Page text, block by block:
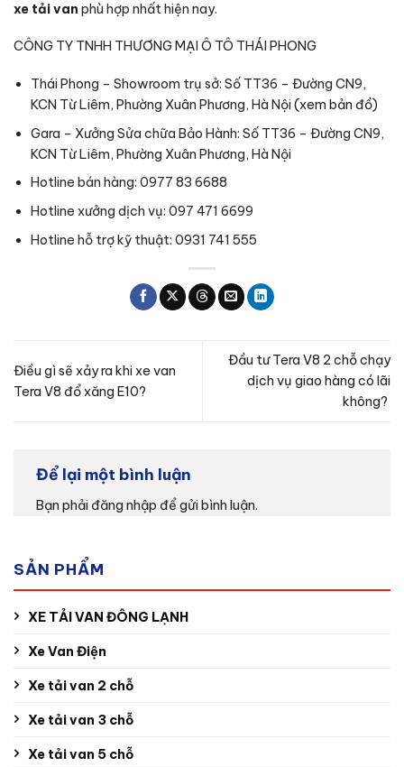
xe tải van phù hợp nhất hiện nay.
CÔNG TY TNHH THƯƠNG MẠI Ô TÔ THÁI PHONG
Thái Phong – Showroom trụ sở: Số TT36 – Đường CN9,
KCN Từ Liêm, Phường Xuân Phương, Hà Nội(xem bản đồ)
Gara – Xưởng Sửa chữa Bảo Hành: Số TT36 – Đường CN9,
KCN Từ Liêm, Phường Xuân Phương, Hà Nội
Hotline bán hàng: 0977 83 6688
Hotline xưởng dịch vụ: 097 471 6699
Hotline hỗ trợ kỹ thuật: 0931 741 555
Điều gì sẽ xảy ra khi xe van
Tera V8 đổ xăng E10?
Đầu tư Tera V8 2 chỗ chạy
dịch vụ giao hàng có lãi
không?
Để lại một bình luận
Bạn phải đăng nhập để gửi bình luận.
SẢN PHẨM
XE TẢI VAN ĐÔNG LẠNH
Xe Van Điện
Xe tải van 2 chỗ
Xe tải van 3 chỗ
Xe tải van 5 chỗ